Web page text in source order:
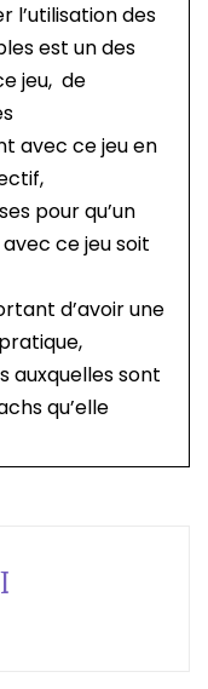
l’utilisation des
est un des
jeu, de
avec ce jeu en
pour qu’un
ce jeu soit
d’avoir une
auxquelles sont
qu’elle